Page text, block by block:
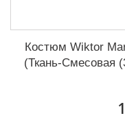
Костюм Wiktor
(Ткань-Смесовая